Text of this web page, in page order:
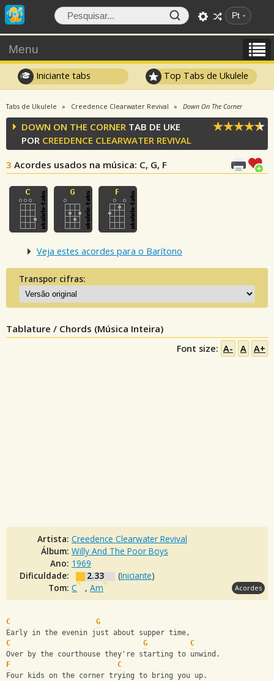
Pt
Menu
Iniciante tabs Top Tabs de Ukulele
Tabs de Ukulele Creedence Clearwater Revival Down On The Corner
DOWN ON THE CORNER TAB DE UKE
POR CREEDENCE CLEARWATER REVIVAL
3 Acordes usados na música: C, G, F
Veja estes acordes para o Barítono
Transpor cifras:
Tablature / Chords (Música Inteira)
Font size: A- A A+
Artista: Creedence Clearwater Revival
Álbum: Willy And The Poor Boys
Ano: 1969
Dificuldade:
2.33 (Iniciante)
Tom: C , Am Acordes
C
G
Early in the evenin just about supper time,
C
G
C
Over by the courthouse they're starting to unwind.
F
C
Four kids on the corner trying to bring you up.